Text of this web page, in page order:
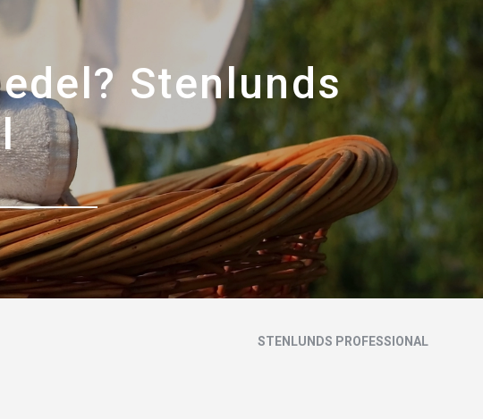
Stenlunds
STENLUNDS PROFESSIONAL